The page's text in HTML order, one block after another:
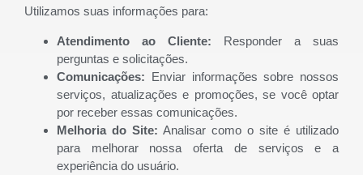
Utilizamos suas informações para:
Atendimento ao Cliente: Responder a suas
perguntas e solicitações.
Comunicações: Enviar informações sobre nossos
serviços, atualizações e promoções, se você optar
por receber essas comunicações.
Melhoria do Site: Analisar como o site é utilizado
para melhorar nossa oferta de serviços e a
experiência do usuário.